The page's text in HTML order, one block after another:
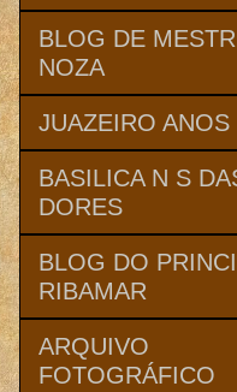
BLOG DE
NOZA
JUAZEIRO ANOS
BASILICA N S
DORES
BLOG DO
RIBAMAR
ARQUIVO
FOTOGRÁFICO